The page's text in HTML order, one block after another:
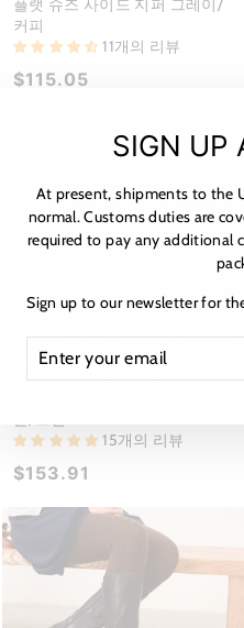
커피
11개의 리뷰
$115.05
청키 윙팁 슈즈 가죽 조각 브로
15개의 리뷰
$153.91
SIGN UP
At present, shipments to the
normal. Customs duties are
required to pay any additional
Sign up to our newsletter for
YOUR
EMAIL